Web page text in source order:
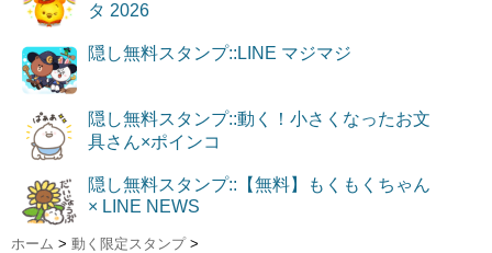
タ 2026
隠し無料スタンプ::LINE マジマジ
隠し無料スタンプ::動く！小さくなったお文
具さん×ポインコ
隠し無料スタンプ::【無料】もくもくちゃん
× LINE NEWS
ホーム > 動く限定スタンプ >